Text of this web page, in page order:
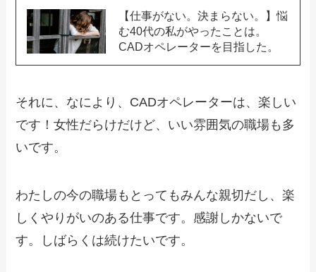
【仕事がない。決まらない。】悩
む40代の私がやったことは。
CADオペレーターを目指した。
それに、なにより、CADオペレーターは、楽しい
です！女性だらけだけど、いい雰囲気の職場も多
いです。
わたしの今の職場もとってもみんな親切だし、楽
しくやりがいのある仕事です。感謝しかないで
す。しばらくは続けたいです。